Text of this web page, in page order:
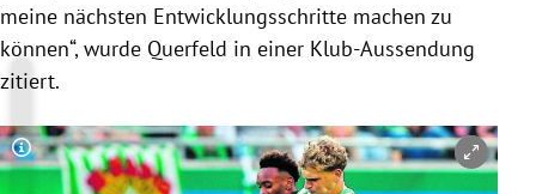
meine nächsten Entwicklungsschritte machen zu
können“, wurde Querfeld in einer Klub-Aussendung
zitiert.
Copyright-Hinweis öffnen/schließen